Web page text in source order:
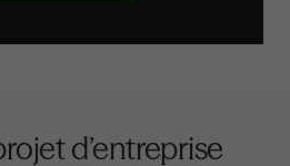
d’entreprise